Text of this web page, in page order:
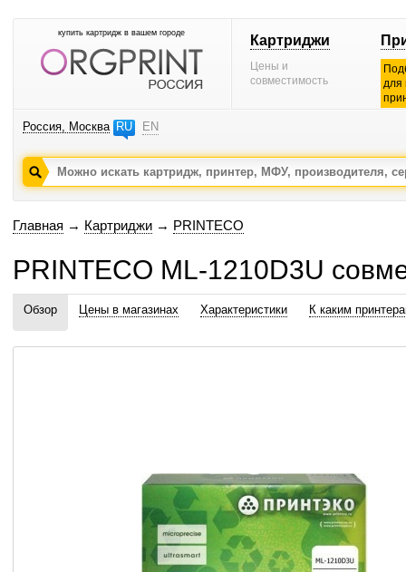
купить картридж в вашем городе Картриджи
Цены и
совместимость
для
Россия, Москва RU EN
Главная → Картриджи → PRINTECO
PRINTECO ML-1210D3U
Обзор Цены в магазинах Характеристики К каким